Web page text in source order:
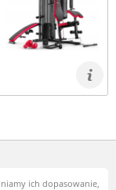
ich dopasowanie,